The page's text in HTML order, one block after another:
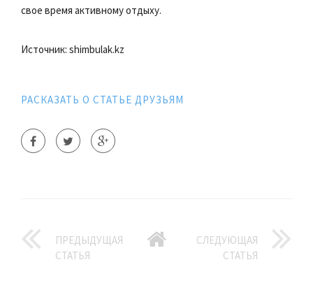
свое время активному отдыху.
Источник: shimbulak.kz
РАСКАЗАТЬ О СТАТЬЕ ДРУЗЬЯМ
ПРЕДЫДУЩАЯ
СТАТЬЯ
СЛЕДУЮЩАЯ
СТАТЬЯ